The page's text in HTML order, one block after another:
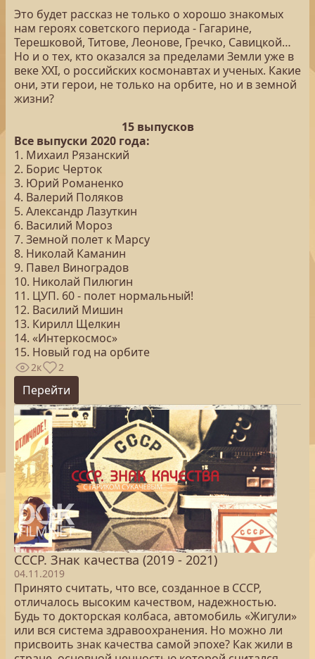
Это будет рассказ не только о хорошо знакомых
нам героях советского периода - Гагарине,
Терешковой, Титове, Леонове, Гречко, Савицкой…
Но и о тех, кто оказался за пределами Земли уже в
веке XXI, о российских космонавтах и ученых. Какие
они, эти герои, не только на орбите, но и в земной
жизни?
15 выпусков
Все выпуски 2020 года:
1. Михаил Рязанский
2. Борис Черток
3. Юрий Романенко
4. Валерий Поляков
5. Александр Лазуткин
6. Василий Мороз
7. Земной полет к Марсу
8. Николай Каманин
9. Павел Виноградов
10. Николай Пилюгин
11. ЦУП. 60 - полет нормальный!
12. Василий Мишин
13. Кирилл Щелкин
14. «Интеркосмос»
15. Новый год на орбите
2к 2
Перейти
СССР. Знак качества (2019 - 2021)
04.11.2019
Принято считать, что все, созданное в СССР,
отличалось высоким качеством, надежностью.
Будь то докторская колбаса, автомобиль «Жигули»
или вся система здравоохранения. Но можно ли
присвоить знак качества самой эпохе? Как жили в